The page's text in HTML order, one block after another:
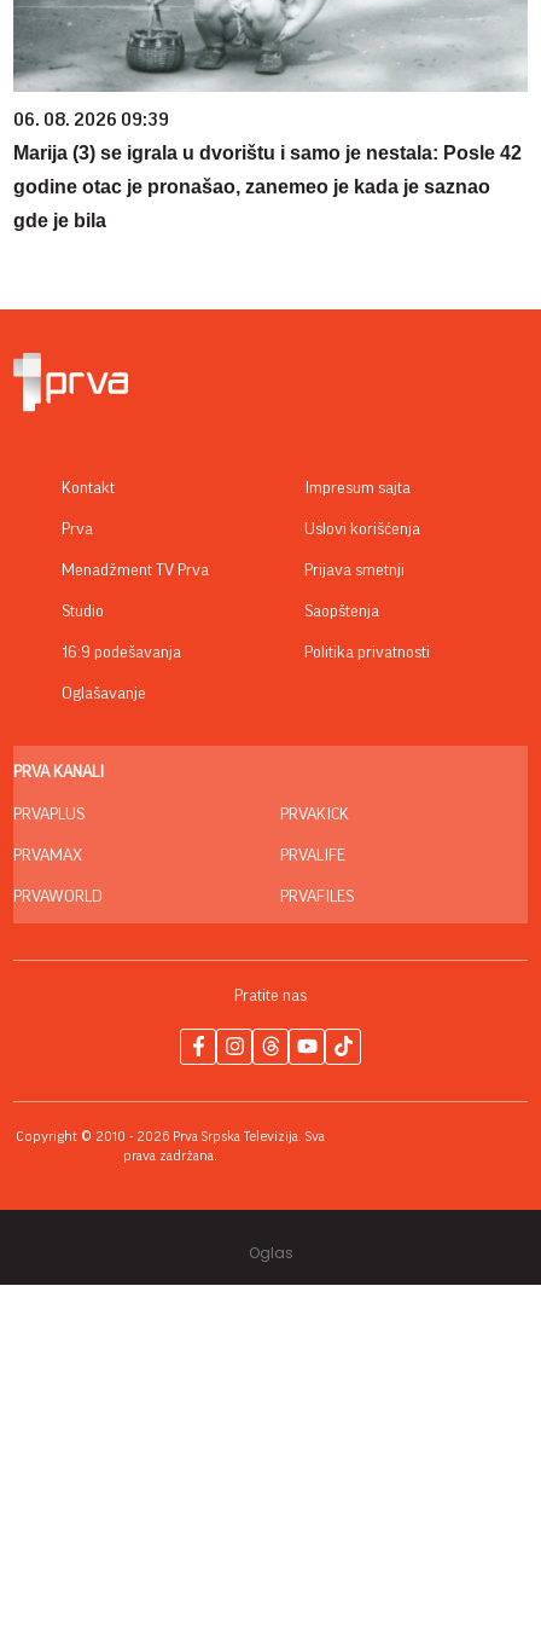
06. 08. 2026 09:39
Marija (3) se igrala u dvorištu i samo je nestala: Posle 42
godine otac je pronašao, zanemeo je kada je saznao
gde je bila
Kontakt
Prva
Menadžment TV Prva
Studio
16:9 podešavanja
Oglašavanje
Impresum sajta
Uslovi korišćenja
Prijava smetnji
Saopštenja
Politika privatnosti
PRVA KANALI
PRVAPLUS
PRVAMAX
PRVAWORLD
PRVAKICK
PRVALIFE
PRVAFILES
Pratite nas
Copyright © 2010 - 2026 Prva Srpska Televizija. Sva
prava zadržana.